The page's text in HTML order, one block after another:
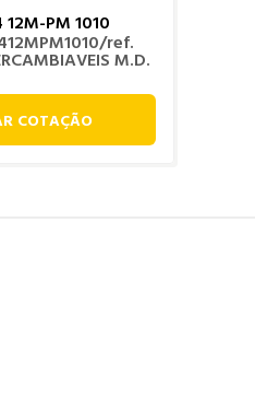
PM 1010
ref.
M.D.
COTAÇÃO